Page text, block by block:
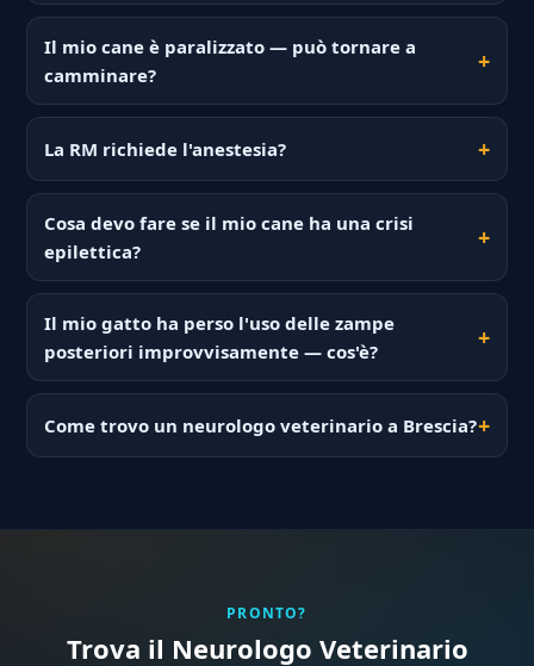
Il mio cane è paralizzato — può tornare a
camminare?
La RM richiede l'anestesia?
Cosa devo fare se il mio cane ha una crisi
epilettica?
Il mio gatto ha perso l'uso delle zampe
posteriori improvvisamente — cos'è?
Come trovo un neurologo veterinario a Brescia?
PRONTO?
Trova il Neurologo Veterinario